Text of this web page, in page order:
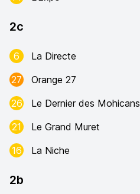
2c
6 La Directe
27
Orange 27
26
Le Dernier des Mohicans
21
Le Grand Muret
16
La Niche
2b